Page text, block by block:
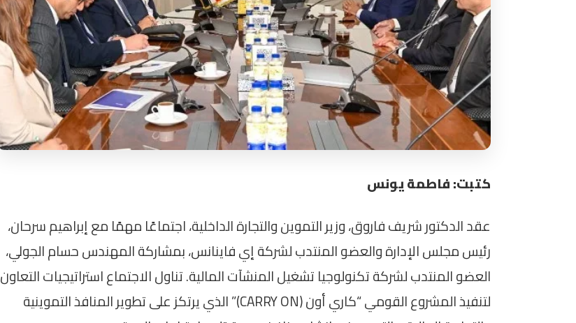
كتبت: فاطمة يونس
عقد الدكتور شريف فاروق، وزير التموين والتجارة الداخلية، اجتماعًا مهمًا مع إبراهيم سرحان،
رئيس مجلس الإدارة والعضو المنتدب لشركة إي فاينانس، بمشاركة المهندس حسام الجولي،
العضو المنتدب لشركة تكنولوجيا تشغيل المنشآت المالية. تناول الاجتماع استراتيجيات التعاون
لتنفيذ المشروع القومي “كاري أون (CARRY ON)” الذي يرتكز على تطوير المنافذ التموينية